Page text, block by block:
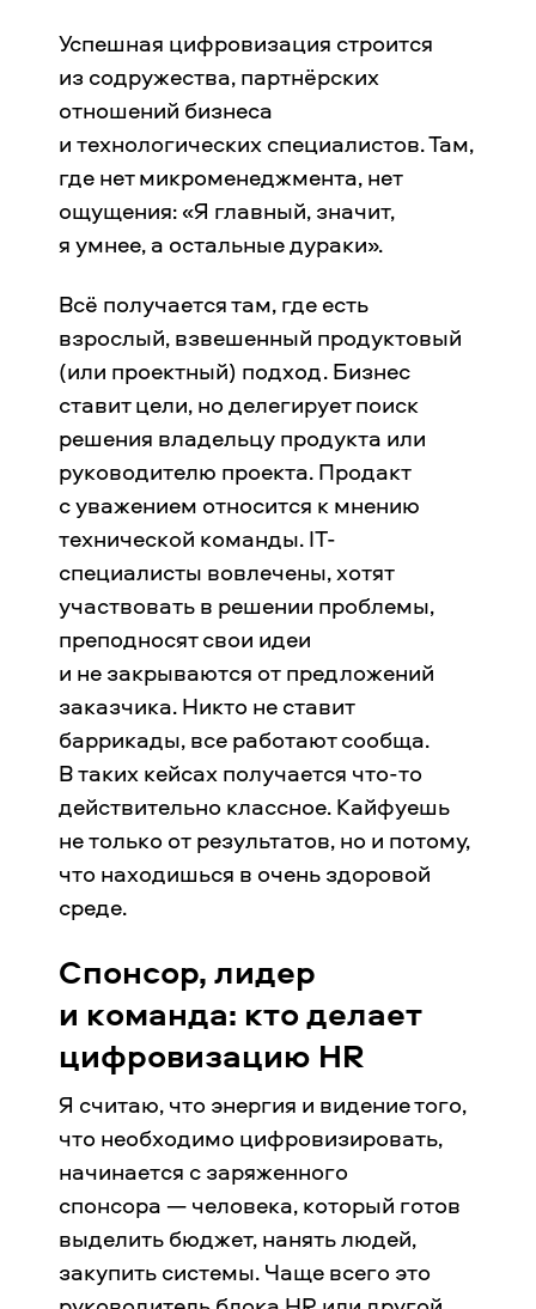
Успешная цифровизация строится
из содружества, партнёрских
отношений бизнеса
и технологических специалистов. Там,
где нет микроменеджмента, нет
ощущения: «Я главный, значит,
я умнее, а остальные дураки».
Всё получается там, где есть
взрослый, взвешенный продуктовый
(или проектный) подход. Бизнес
ставит цели, но делегирует поиск
решения владельцу продукта или
руководителю проекта. Продакт
с уважением относится к мнению
технической команды. IT-
специалисты вовлечены, хотят
участвовать в решении проблемы,
преподносят свои идеи
и не закрываются от предложений
заказчика. Никто не ставит
баррикады, все работают сообща.
В таких кейсах получается что-то
действительно классное. Кайфуешь
не только от результатов, но и потому,
что находишься в очень здоровой
среде.
Спонсор, лидер
и команда: кто делает
цифровизацию HR
Я считаю, что энергия и видение того,
что необходимо цифровизировать,
начинается с заряженного
спонсора — человека, который готов
выделить бюджет, нанять людей,
закупить системы. Чаще всего это